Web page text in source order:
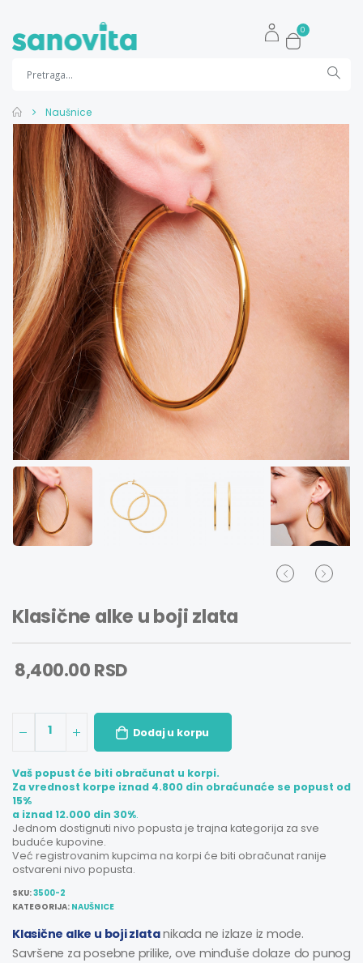
0
Naušnice
Klasične alke u boji zlata
8,400.00 RSD
1 Dodaj u korpu
Vaš popust će biti obračunat u korpi.
Za vrednost korpe iznad 4.800 din obraćunaće se popust od
15%
a iznad 12.000 din 30%.
Jednom dostignuti nivo popusta je trajna kategorija za sve
buduće kupovine.
Već registrovanim kupcima na korpi će biti obračunat ranije
ostvareni nivo popusta.
SKU:3500-2
KATEGORIJA: NAUŠNICE
Klasične alke u boji zlatanikada ne izlaze iz mode.
Savršene za posebne prilike, ove minđuše dolaze do punog